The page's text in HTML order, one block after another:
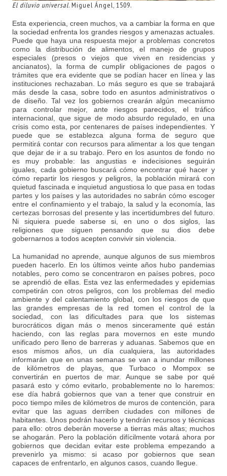
El diluvio universal. Miguel Ángel, 1509.
Esta experiencia, creen muchos, va a cambiar la forma en que
la sociedad enfrenta los grandes riesgos y amenazas actuales.
Puede que haya una respuesta mejor a problemas concretos
como la distribución de alimentos, el manejo de grupos
especiales (presos o viejos que viven en residencias y
ancianatos), la forma de cumplir obligaciones de pagos o
trámites que era evidente que se podían hacer en línea y las
instituciones rechazaban. Lo más seguro es que se trabajará
más desde la casa, sobre todo en asuntos administrativos o
de diseño. Tal vez los gobiernos crearán algún mecanismo
para controlar mejor, ante riesgos parecidos, el tráfico
internacional, que sigue de modo absurdo regulado, en una
crisis como esta, por centenares de países independientes. Y
puede que se establezca alguna forma de seguro que
permitirá contar con recursos para alimentar a los que tengan
que dejar de ir a su trabajo. Pero en los asuntos de fondo no
es muy probable: las angustias e indecisiones seguirán
iguales, cada gobierno buscará cómo encontrar qué hacer y
cómo repartir los riesgos y peligros, la población mirará con
quietud fascinada e inquietud angustiosa lo que pasa en todas
partes y los países y las autoridades no sabrán cómo escoger
entre el confinamiento y el trabajo, la salud y la economía, las
certezas borrosas del presente y las incertidumbres del futuro.
Ni siquiera puede saberse si, en uno o dos siglos, las
religiones que siguen pensando que su dios debe
gobernarnos a todos acepten convivir sin violencia.
La humanidad no aprende, aunque algunos de sus miembros
pueden hacerlo. En los últimos veinte años hubo pandemias
notables, pero como se concentraron en países pobres, poco
se aprendió de ellas. Esta vez las enfermedades y epidemias
competirán con otros peligros, con los problemas del medio
ambiente y del calentamiento global, con los riesgos de que
las grandes empresas de la red tomen el control de la
sociedad, con las dificultades para que los sistemas
burocráticos digan más o menos sinceramente qué están
haciendo, con las reglas para movernos en este mundo
unificado pero lleno de barreras y aduanas. Sabemos que en
esos mismos años, un día cualquiera, las autoridades
informarán que en unas semanas se van a inundar millones
de kilómetros de playas, que Turbaco o Mompox se
convertirán en puertos de mar. Aunque se sabe por qué
pasará esto y cómo evitarlo, probablemente no lo haremos:
ese día habrá gobiernos que van a tener que construir en
poco tiempo miles de kilómetros de muros de contención, para
evitar que las aguas derriben ciudades con millones de
habitantes. Unos podrán hacerlo y tendrán recursos y técnicas
para ello: otros deberán moverse a tierras más altas; muchos
se ahogarán. Pero la población difícilmente votará ahora por
gobiernos que decidan evitar este problema empezando a
prevenirlo ya mismo: si acaso por gobiernos que sean
capaces de enfrentarlo, en algunos casos, cuando llegue.